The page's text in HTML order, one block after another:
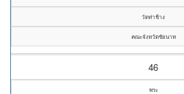
วัดท่าช้าง
คณะจังหวัดชัยนาท
46
พระ